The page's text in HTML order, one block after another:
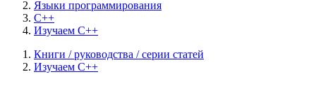
Языки программирования
C++
Изучаем C++
Книги / руководства / серии статей
Изучаем C++